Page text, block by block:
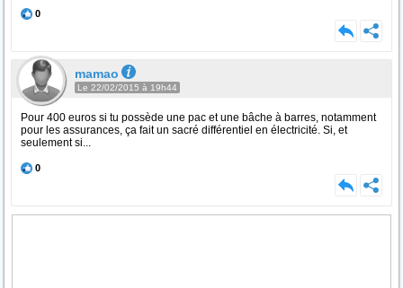
0
mamao
Le 22/02/2015 à 19h44
Pour 400 euros si tu possède une pac et une bâche à barres, notamment
pour les assurances, ça fait un sacré différentiel en électricité. Si, et
seulement si...
0